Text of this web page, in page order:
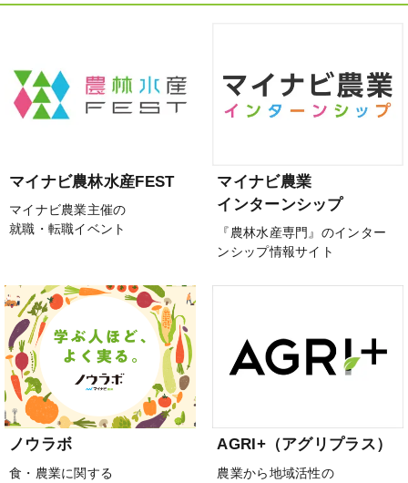
マイナビ農林水産FEST
マイナビ農業主催の
就職・転職イベント
マイナビ農業
インターンシップ
『農林水産専門』のインター
ンシップ情報サイト
ノウラボ
食・農業に関する
AGRI+（アグリプラス）
農業から地域活性の